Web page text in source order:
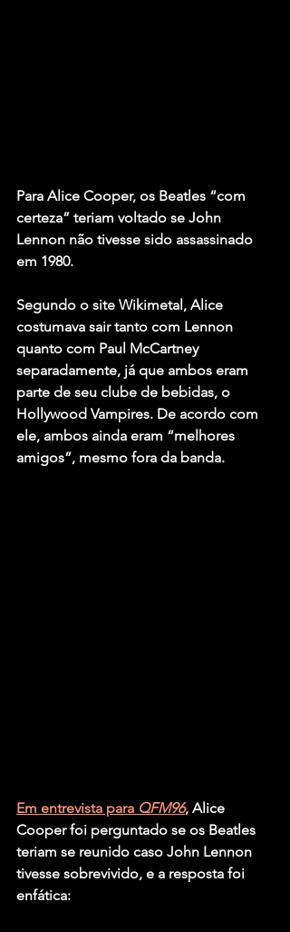
Para Alice Cooper, os Beatles “com
certeza” teriam voltado se John
Lennon não tivesse sido assassinado
em 1980.
Segundo o site Wikimetal, Alice
costumava sair tanto com Lennon
quanto com Paul McCartney
separadamente, já que ambos eram
parte de seu clube de bebidas, o
Hollywood Vampires. De acordo com
ele, ambos ainda eram “melhores
amigos”, mesmo fora da banda.
Em entrevista para QFM96, Alice
Cooper foi perguntado se os Beatles
teriam se reunido caso John Lennon
tivesse sobrevivido, e a resposta foi
enfática: